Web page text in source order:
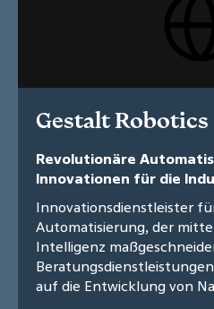
Gestalt Robotics
Revolutionäre
Innovationen für die
Innovationsdienstleister
Automatisierung, der
Intelligenz
auf die Entwicklung von